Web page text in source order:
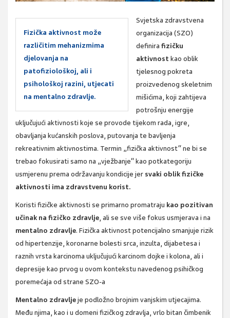
Fizička aktivnost može
različitim mehanizmima
djelovanja na
patofiziološkoj, ali i
psihološkoj razini, utjecati
na mentalno zdravlje.
Svjetska zdravstvena
organizacija (SZO)
definira fizičku
aktivnost kao oblik
tjelesnog pokreta
proizvedenog skeletnim
mišićima, koji zahtijeva
potrošnju energije
uključujući aktivnosti koje se provode tijekom rada, igre,
obavljanja kućanskih poslova, putovanja te bavljenja
rekreativnim aktivnostima. Termin „fizička aktivnost“ ne bi se
trebao fokusirati samo na „vježbanje“ kao potkategoriju
usmjerenu prema održavanju kondicije jer svaki oblik fizičke
aktivnosti ima zdravstvenu korist.
Koristi fizičke aktivnosti se primarno promatraju kao pozitivan
učinak na fizičko zdravlje, ali se sve više fokus usmjerava i na
mentalno zdravlje. Fizička aktivnost potencijalno smanjuje rizik
od hipertenzije, koronarne bolesti srca, inzulta, dijabetesa i
raznih vrsta karcinoma uključujući karcinom dojke i kolona, ali i
depresije kao prvog u ovom kontekstu navedenog psihičkog
poremećaja od strane SZO-a
Mentalno zdravljeje podložno brojnim vanjskim utjecajima.
Među njima, kao i u domeni fizičkog zdravlja, vrlo bitan čimbenik